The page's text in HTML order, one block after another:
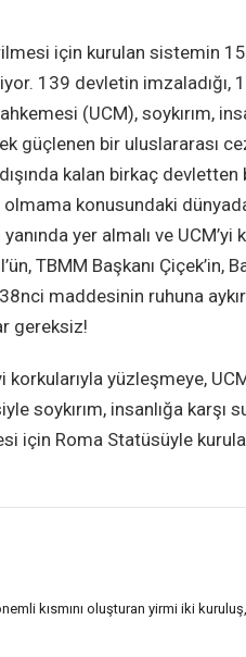
için kurulan sistemin
139 devletin
(UCM), soykırım,
güçlenen bir uluslararası
kalan birkaç
olmama konusundaki
yer almalı ve UCM’yi
TBMM Başkanı Çiçek’in,
maddesinin ruhuna
gereksiz!
korkularıyla yüzleşmeye,
soykırım, insanlığa karşı
için Roma Statüsüyle
kısmını oluşturan yirmi iki